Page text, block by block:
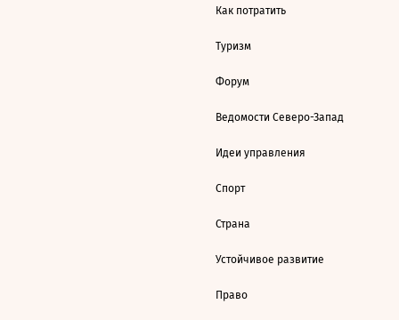
Как потратить
Туризм
Форум
Ведомости Северо-Запад
Идеи управления
Спорт
Страна
Устойчивое развитие
Право